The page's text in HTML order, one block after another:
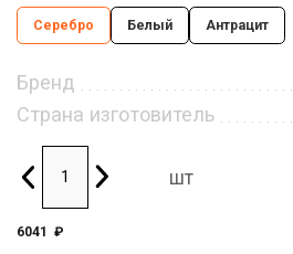
Серебро Белый Антрацит
Бренд
Страна изготовитель
шт
6041 ₽